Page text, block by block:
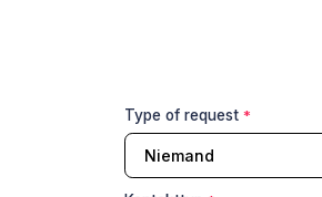
Type of request*